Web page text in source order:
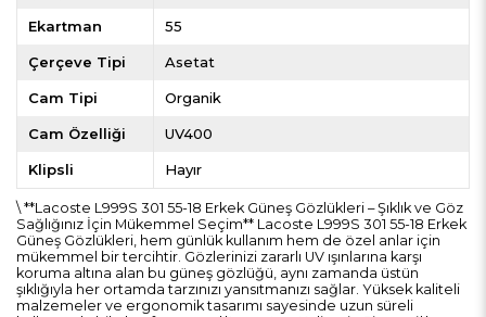
Ekartman 55
Çerçeve Tipi Asetat
Cam Tipi Organik
Cam Özelliği UV400
Klipsli Hayır
\ **Lacoste L999S 301 55-18 Erkek Güneş Gözlükleri – Şıklık ve Göz
Sağlığınız İçin Mükemmel Seçim** Lacoste L999S 301 55-18 Erkek
Güneş Gözlükleri, hem günlük kullanım hem de özel anlar için
mükemmel bir tercihtir. Gözlerinizi zararlı UV ışınlarına karşı
koruma altına alan bu güneş gözlüğü, aynı zamanda üstün
şıklığıyla her ortamda tarzınızı yansıtmanızı sağlar. Yüksek kaliteli
malzemeler ve ergonomik tasarımı sayesinde uzun süreli